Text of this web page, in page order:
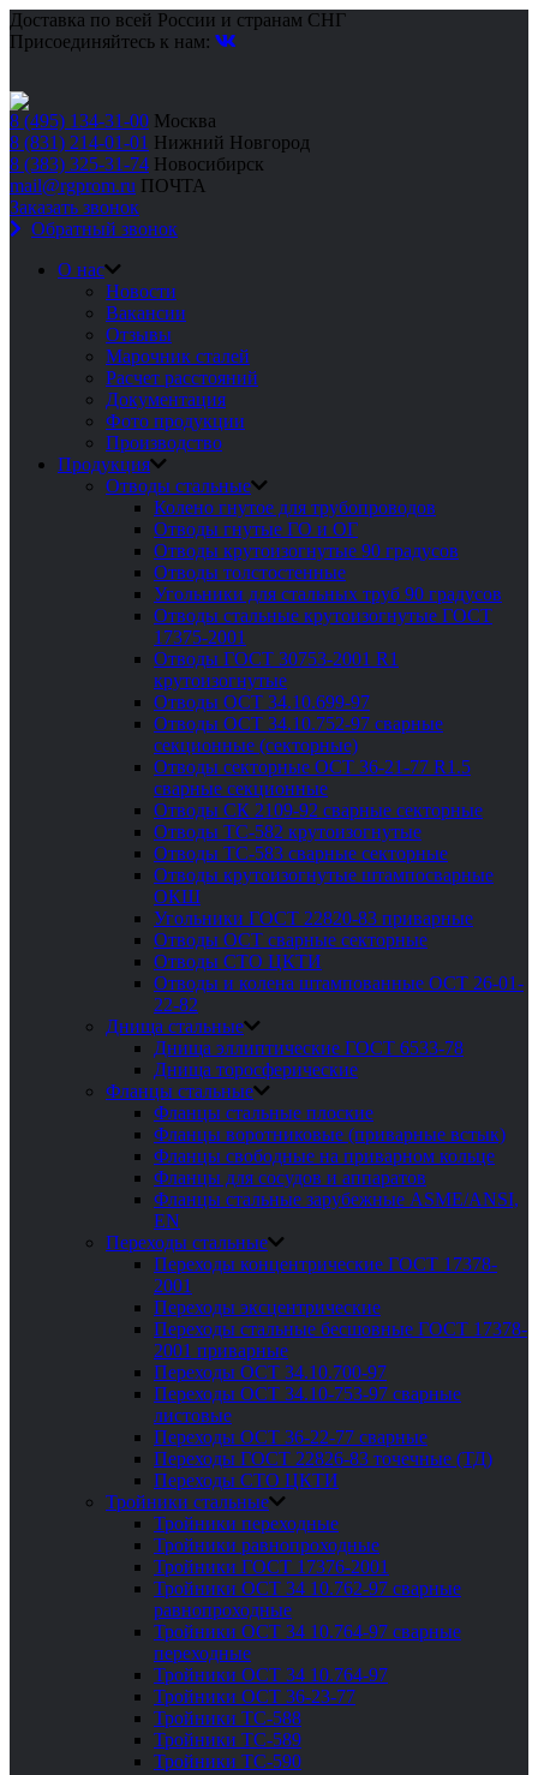
Доставка по всей России и странам СНГ
Присоединяйтесь к нам:
8 (495) 134-31-00 Москва
8 (831) 214-01-01 Нижний Новгород
8 (383) 325-31-74 Новосибирск
mail@rgprom.ru ПОЧТА
Заказать звонок
Обратный звонок
О нас
Новости
Вакансии
Отзывы
Марочник сталей
Расчет расстояний
Документация
Фото продукции
Производство
Продукция
Отводы стальные
Колено гнутое для трубопроводов
Отводы гнутые ГО и ОГ
Отводы крутоизогнутые 90 градусов
Отводы толстостенные
Угольники для стальных труб 90 градусов
Отводы стальные крутоизогнутые ГОСТ
17375-2001
Отводы ГОСТ 30753-2001 R1
крутоизогнутые
Отводы ОСТ 34.10.699-97
Отводы ОСТ 34.10.752-97 сварные
секционные (секторные)
Отводы секторные ОСТ 36-21-77 R1.5
сварные секционные
Отводы СК 2109-92 сварные секторные
Отводы ТС-582 крутоизогнутые
Отводы ТС-583 сварные секторные
Отводы крутоизогнутые штампосварные
ОКШ
Угольники ГОСТ 22820-83 приварные
Отводы ОСТ сварные секторные
Отводы СТО ЦКТИ
Отводы и колена штампованные ОСТ 26-01-
22-82
Днища стальные
Днища эллиптические ГОСТ 6533-78
Днища торосферические
Фланцы стальные
Фланцы стальные плоские
Фланцы воротниковые (приварные встык)
Фланцы свободные на приварном кольце
Фланцы для сосудов и аппаратов
Фланцы стальные зарубежные ASME/ANSI,
EN
Переходы стальные
Переходы концентрические ГОСТ 17378-
2001
Переходы эксцентрические
Переходы стальные бесшовные ГОСТ 17378-
2001 приварные
Переходы ОСТ 34.10.700-97
Переходы ОСТ 34.10-753-97 сварные
листовые
Переходы ОСТ 36-22-77 сварные
Переходы ГОСТ 22826-83 точечные (ТД)
Переходы СТО ЦКТИ
Тройники стальные
Тройники переходные
Тройники равнопроходные
Тройники ГОСТ 17376-2001
Тройники ОСТ 34 10.762-97 сварные
равнопроходные
Тройники ОСТ 34 10.764-97 сварные
переходные
Тройники ОСТ 34 10.764-97
Тройники ОСТ 36-23-77
Тройники ТС-588
Тройники ТС-589
Тройники ТС-590